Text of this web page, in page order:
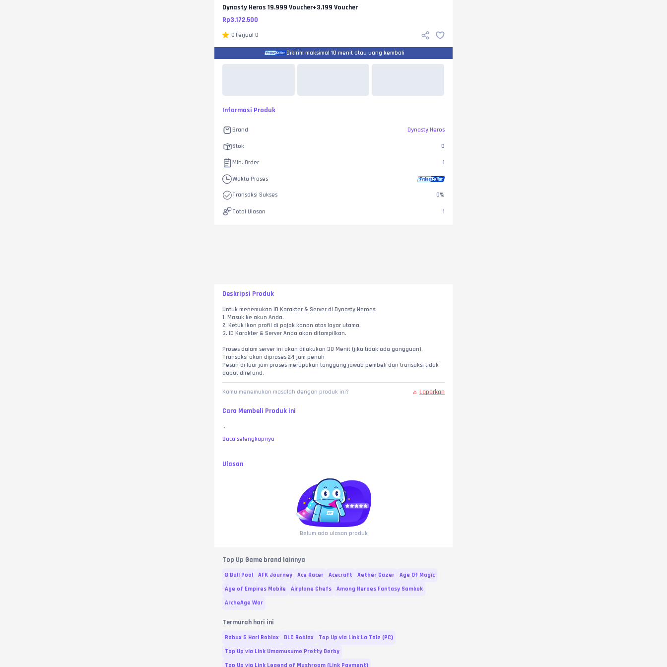
Dynasty Heros 19.999 Voucher+3.199 Voucher
Rp3.172.500
0Terjual 0
Dikirim maksimal 10 menit atau uang kembali
Informasi Produk
Brand Dynasty Heros
Stok 0
Min. Order 1
Waktu Proses
Transaksi Sukses 0%
Total Ulasan 1
Deskripsi Produk
3. ID Karakter & Server Anda akan ditampilkan.
Proses dalam server ini akan dilakukan 30 Menit (jika tidak ada gangguan).
Transaksi akan diproses 24 jam penuh
Pesan di luar jam proses merupakan tanggung jawab pembeli dan transaksi tidak
dapat direfund.
Kamu menemukan masalah dengan produk ini? Laporkan
Cara Membeli Produk ini
...
Baca selengkapnya
Ulasan
Belum ada ulasan produk
Top Up Game brand lainnya
8 Ball Pool AFK Journey Ace Racer Acecraft Aether Gazer
Age Of Magic
Age of Empires Mobile
Airplane Chefs
Among Heroes Fantasy Samkok
ArcheAge War
Termurah hari ini
Robux 5 Hari Roblox DLC Roblox
Top Up via Link La Tale (PC)
Top Up via Link Umamusume Pretty Derby
Top Up via Link Legend of Mushroom (Link Payment)